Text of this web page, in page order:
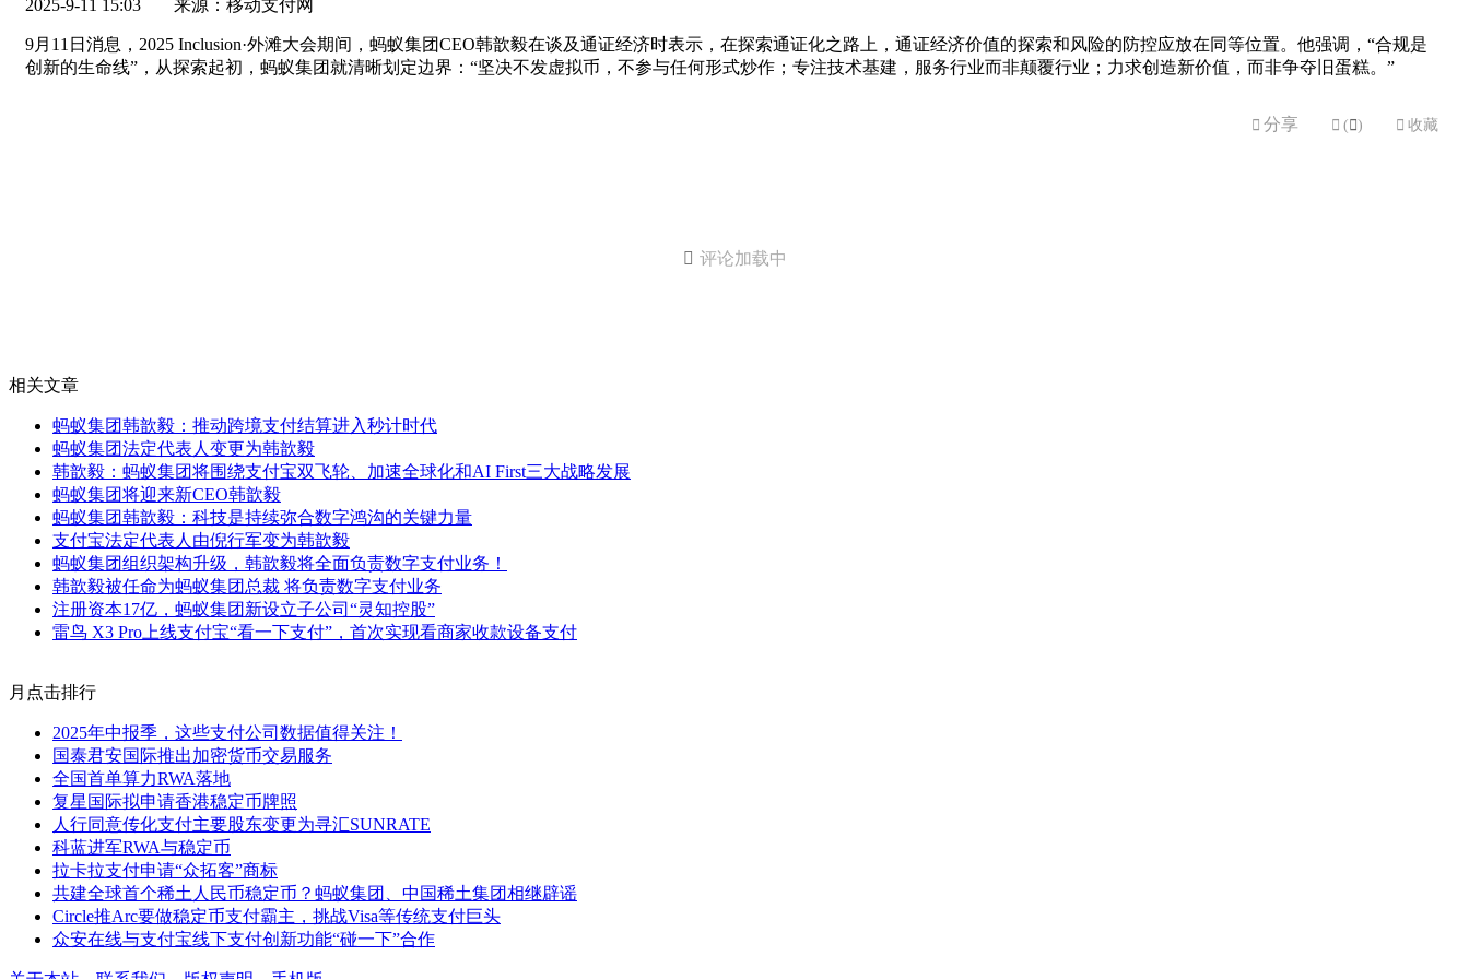
2025-9-11 15:03 来源：移动支付网
9月11日消息，2025 Inclusion·外滩大会期间，蚂蚁集团CEO韩歆毅在谈及通证经济时表示，在探索通证化之路上，通证经济价值的探索和风险的防控应放在同等位置。他强调，“合规是
创新的生命线”，从探索起初，蚂蚁集团就清晰划定边界：“坚决不发虚拟币，不参与任何形式炒作；专注技术基建，服务行业而非颠覆行业；力求创造新价值，而非争夺旧蛋糕。”
 分享  ( )  收藏
 评论加载中
相关文章
蚂蚁集团韩歆毅：推动跨境支付结算进入秒计时代
蚂蚁集团法定代表人变更为韩歆毅
韩歆毅：蚂蚁集团将围绕支付宝双飞轮、加速全球化和AI First三大战略发展
蚂蚁集团将迎来新CEO韩歆毅
蚂蚁集团韩歆毅：科技是持续弥合数字鸿沟的关键力量
支付宝法定代表人由倪行军变为韩歆毅
蚂蚁集团组织架构升级，韩歆毅将全面负责数字支付业务！
韩歆毅被任命为蚂蚁集团总裁 将负责数字支付业务
注册资本17亿，蚂蚁集团新设立子公司“灵知控股”
雷鸟 X3 Pro上线支付宝“看一下支付”，首次实现看商家收款设备支付
月点击排行
2025年中报季，这些支付公司数据值得关注！
国泰君安国际推出加密货币交易服务
全国首单算力RWA落地
复星国际拟申请香港稳定币牌照
人行同意传化支付主要股东变更为寻汇SUNRATE
科蓝进军RWA与稳定币
拉卡拉支付申请“众拓客”商标
共建全球首个稀土人民币稳定币？蚂蚁集团、中国稀土集团相继辟谣
Circle推Arc要做稳定币支付霸主，挑战Visa等传统支付巨头
众安在线与支付宝线下支付创新功能“碰一下”合作